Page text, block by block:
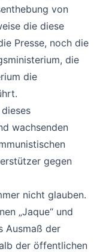
von
die diese
Presse, noch die
die
die
wachsenden
gegen
nicht glauben.
„Jaque“ und
Ausmaß der
der öffentlichen